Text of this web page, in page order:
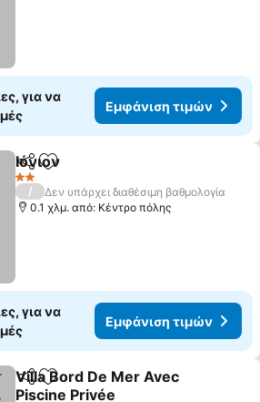
για να
Εμφάνιση τιμών
Κοινοποίηση
Προσθήκη στα αγαπημένα
Ιόνιον
2 Αστέρια
/
Δεν υπάρχει διαθέσιμη βαθμολογία
0.1 χλμ. από: Κέντρο πόλης
για να
Εμφάνιση τιμών
Κοινοποίηση
Προσθήκη στα αγαπημένα
Villa Bord De Mer Avec
Piscine Privée